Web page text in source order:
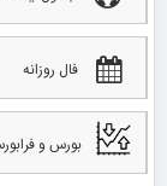
فال روزانه
بورس و